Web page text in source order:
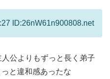
ID:26nW61n900808.net
公よりもずっと長く弟子
と違和感あったな